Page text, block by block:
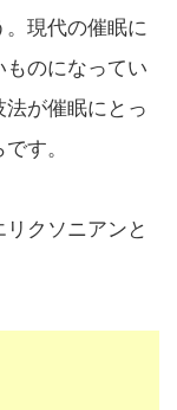
現代の催眠に
のになってい
が催眠にとっ
す。
クソニアンと